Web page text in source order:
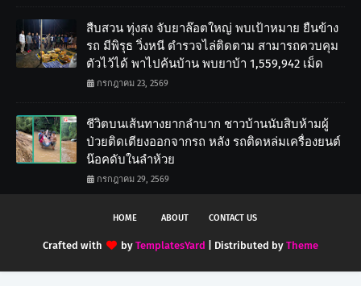
สืบสวน ทุ่งสง จับยาล๊อตใหญ่ พบเป้าหมาย ยืนข้าง
รถ มีพิรุธ วิ่งหนี ตำรวจไล่ติดตาม สามารถควบคุม
ตัวไว้ได้ พาไปค้นบ้าน พบยาบ้า 1,559,942 เม็ด
กรกฎาคม 23, 2569
ชีวิตบนเส้นทางยากลำบาก ชาวบ้านนับสิบห้ามผู้
ป่วยติดเตียงออกจากรถ หลัง รถติดหล่มเครื่องยนต์
น๊อคดับในลำห้วย
กรกฎาคม 29, 2569
HOME ABOUT CONTACT US
Crafted with by TemplatesYard | Distributed by Theme